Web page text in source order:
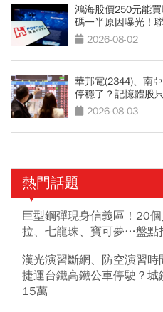
鴻海股價250元能
碼一半原因曝光！
2026-08-02
華邦電(2344)、南
停穩了？記憶體股
選它2026-08-03
熱門話題
巨型鋼彈現身信義區！20
拉、七龍珠、寶可夢…盤點
漢光演習斷網、防空演習
捷運台鐵高鐵公車停駛？
15萬